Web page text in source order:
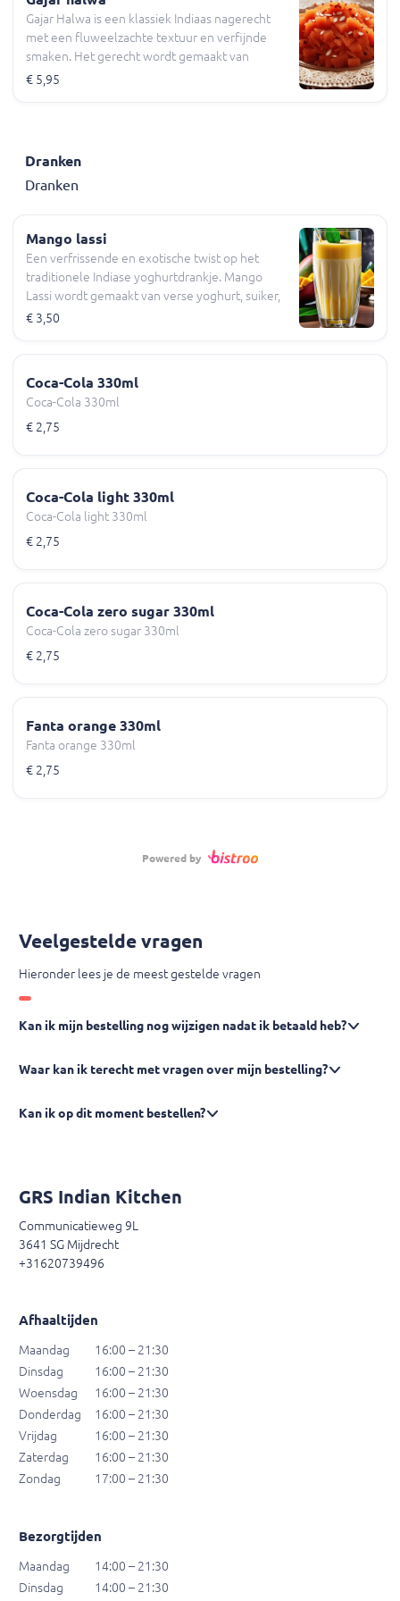
snel in de mond smelten. Deze klassieke
Indiase nagerecht is perfect voor alle
liefhebbers van zoetigheid.
Gajar Halwa is een klassiek Indiaas nagerecht
met een fluweelzachte textuur en verfijnde
smaken. Het gerecht wordt gemaakt van
fijngesneden wortels die worden gekookt in
voor een onmiskenbaar uitnodigend aroma.
Het is een authentieke traktatie voor de
€ 5,95
Dranken
Dranken
Mango lassi
Een verfrissende en exotische twist op het
traditionele Indiase yoghurtdrankje. Mango
Lassi wordt gemaakt van verse yoghurt, suiker,
ijskoud water, verfijnde kruiden en zoete
€ 3,50
Coca-Cola 330ml
Coca-Cola 330ml
€ 2,75
Coca-Cola light 330ml
Coca-Cola light 330ml
€ 2,75
Coca-Cola zero sugar 330ml
Coca-Cola zero sugar 330ml
€ 2,75
Fanta orange 330ml
Fanta orange 330ml
€ 2,75
Powered by
Veelgestelde vragen
Hieronder lees je de meest gestelde vragen
Kan ik mijn bestelling nog wijzigen nadat ik betaald heb?
Waar kan ik terecht met vragen over mijn bestelling?
Kan ik op dit moment bestellen?
GRS Indian Kitchen
Communicatieweg 9L
3641 SG Mijdrecht
+31620739496
Afhaaltijden
Maandag
16:00 – 21:30
Dinsdag
16:00 – 21:30
Woensdag
16:00 – 21:30
Donderdag
16:00 – 21:30
Vrijdag
16:00 – 21:30
Zaterdag
16:00 – 21:30
Zondag
17:00 – 21:30
Bezorgtijden
Maandag
14:00 – 21:30
Dinsdag
14:00 – 21:30